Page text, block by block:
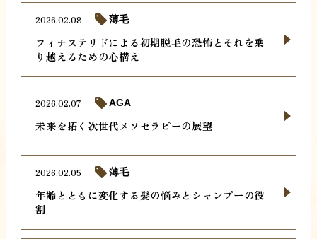
フィナステリドによる初期脱毛の恐怖とそれを乗
り越えるための心構え
2026.02.08 薄毛
未来を拓く次世代メソセラピーの展望
2026.02.07 AGA
年齢とともに変化する髪の悩みとシャンプーの役
割
2026.02.05 薄毛